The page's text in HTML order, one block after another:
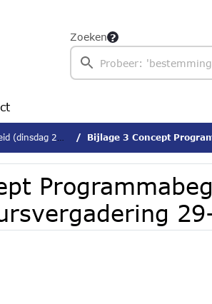
Zoeken
23 juni 2026) Bijlage 3 Concept Programmabegroting